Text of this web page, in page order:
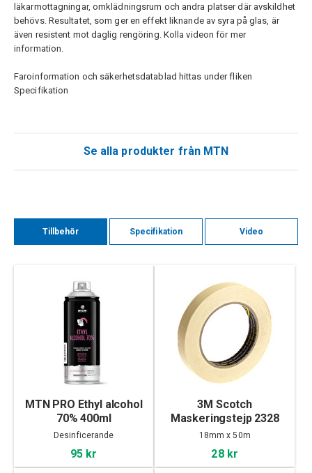
läkarmottagningar, omklädningsrum och andra platser där avskildhet
behövs. Resultatet, som ger en effekt liknande av syra på glas, är
även resistent mot daglig rengöring. Kolla videon för mer
information.
Faroinformation och säkerhetsdatablad hittas under fliken
Specifikation
Se alla produkter från MTN
Tillbehör Specifikation Video
MTN PRO Ethyl alcohol
70% 400ml
Desinficerande
95 kr
3M Scotch
Maskeringstejp 2328
Gul, 18mm
18mm x 50m
28 kr